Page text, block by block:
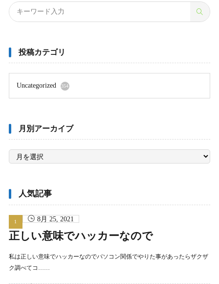
投稿カテゴリ
Uncategorized 354
月別アーカイブ
月
ア
ブ
人気記事
8月 25, 2021
正しい意味でハッカーなので
私は正しい意味でハッカーなのでパソコン関係でやりた事があったらザクザ
ク調べてコ……